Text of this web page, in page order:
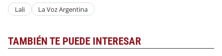
Lali La Voz Argentina
TAMBIÉN TE PUEDE INTERESAR